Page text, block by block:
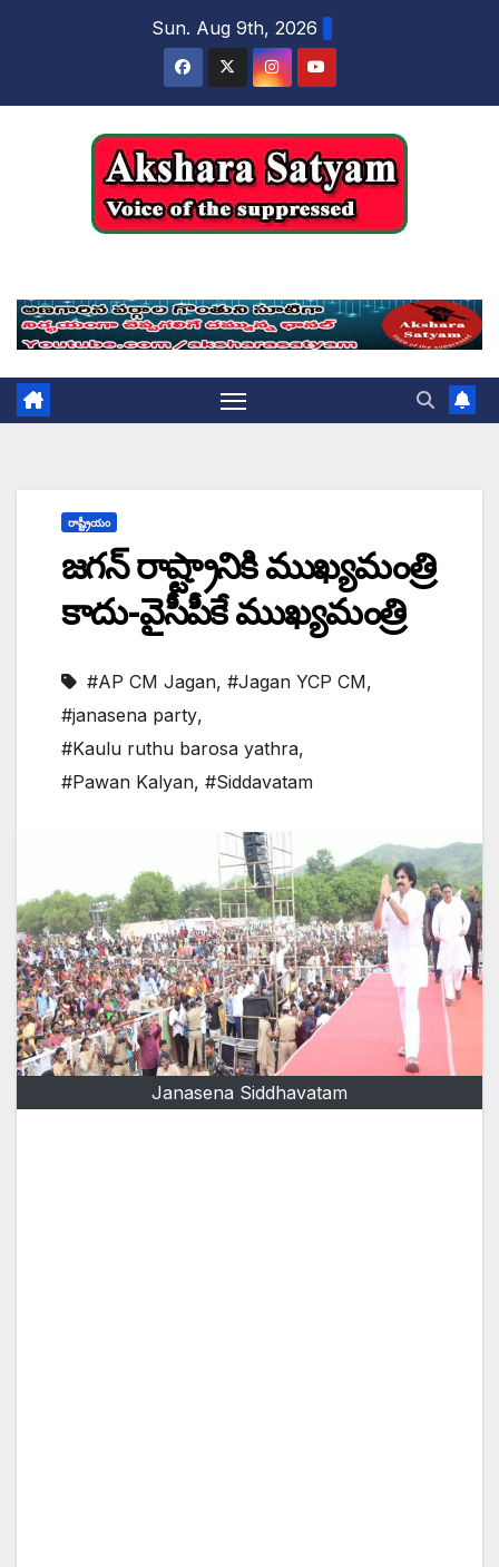
Sun. Aug 9th, 2026
రాష్ట్రీయం
జగన్ రాష్ట్రానికి ముఖ్యమంత్రి
కాదు-వైసీపీకే ముఖ్యమంత్రి
#AP CM Jagan, #Jagan YCP CM,
#janasena party,
#Kaulu ruthu barosa yathra,
#Pawan Kalyan, #Siddavatam
Janasena Siddhavatam